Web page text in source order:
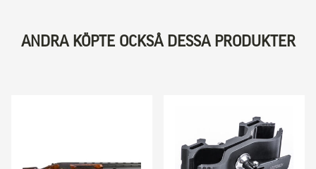
ANDRA KÖPTE OCKSÅ DESSA PRODUKTER